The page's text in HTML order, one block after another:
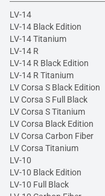
LV-14
LV-14 Black Edition
LV-14 Titanium
LV-14 R
LV-14 R Black Edition
LV-14 R Titanium
LV Corsa S Black Edition
LV Corsa S Full Black
LV Corsa S Titanium
LV Corsa Black Edition
LV Corsa Carbon Fiber
LV Corsa Titanium
LV-10
LV-10 Black Edition
LV-10 Full Black